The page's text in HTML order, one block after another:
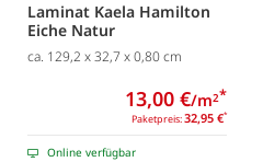
Laminat Kaela Hamilton
Eiche Natur
ca. 129,2 x 32,7 x 0,80 cm
Paketpreis:32,95 €*
13,00 €/m2*
Online verfügbar